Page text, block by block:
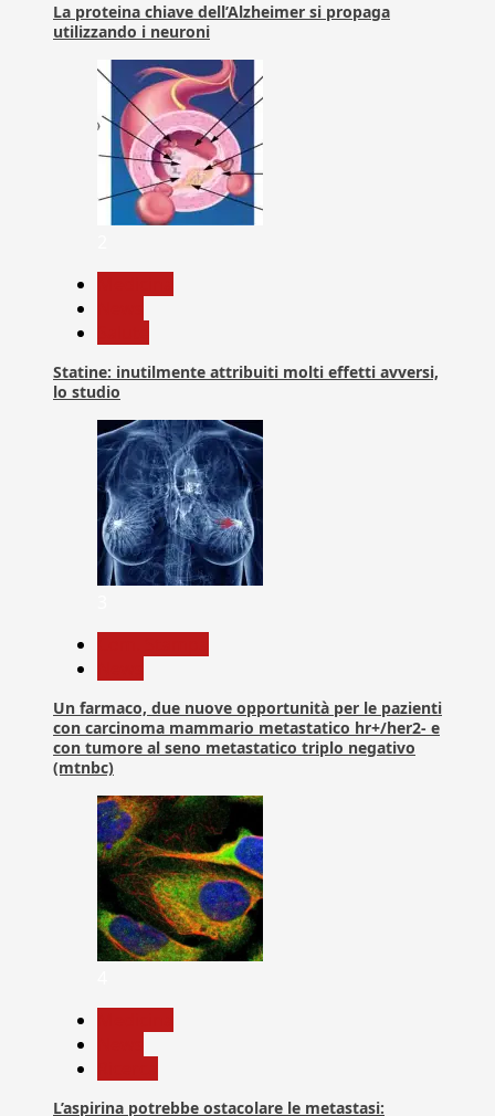
La proteina chiave dell’Alzheimer si propaga
utilizzando i neuroni
Statine: inutilmente attribuiti molti effetti avversi,
lo studio
Un farmaco, due nuove opportunità per le pazienti
con carcinoma mammario metastatico hr+/her2- e
con tumore al seno metastatico triplo negativo
(mtnbc)
L’aspirina potrebbe ostacolare le metastasi: